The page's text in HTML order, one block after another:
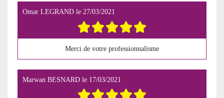
Omar LEGRAND le 27/03/2021
Merci de votre professionnalisme
Marwan BESNARD le 17/03/2021